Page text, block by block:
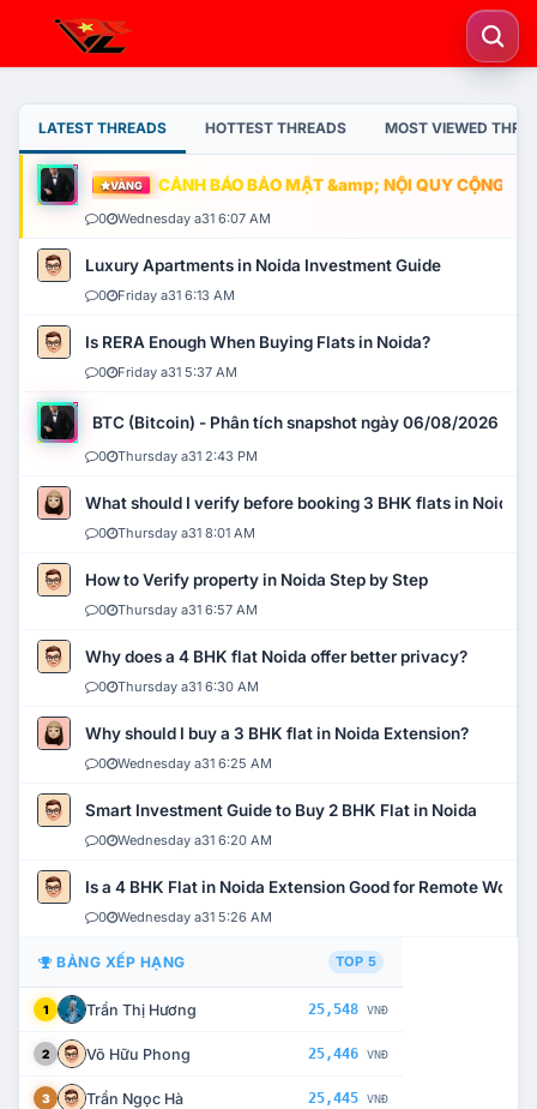
LATEST THREADS HOTTEST THREADS MOST VIEWED
VÀNG CẢNH BÁO BẢO MẬT &amp; NỘI QUY CỘNG
0 Wednesday a31 6:07 AM
Luxury Apartments in Noida Investment Guide
0 Friday a31 6:13 AM
Is RERA Enough When Buying Flats in Noida?
0 Friday a31 5:37 AM
BTC (Bitcoin) - Phân tích snapshot ngày 06/08/2026
0 Thursday a31 2:43 PM
What should I verify before booking 3 BHK flats in Noida?
0 Thursday a31 8:01 AM
How to Verify property in Noida Step by Step
0 Thursday a31 6:57 AM
Why does a 4 BHK flat Noida offer better privacy?
0 Thursday a31 6:30 AM
Why should I buy a 3 BHK flat in Noida Extension?
0 Wednesday a31 6:25 AM
Smart Investment Guide to Buy 2 BHK Flat in Noida
0 Wednesday a31 6:20 AM
Is a 4 BHK Flat in Noida Extension Good for Remote Work?
0 Wednesday a31 5:26 AM
BẢNG XẾP HẠNG TOP 5
1 Trần Thị Hương 25,548 VNĐ
2 Võ Hữu Phong 25,446 VNĐ
3 Trần Ngọc Hà 25,445 VNĐ